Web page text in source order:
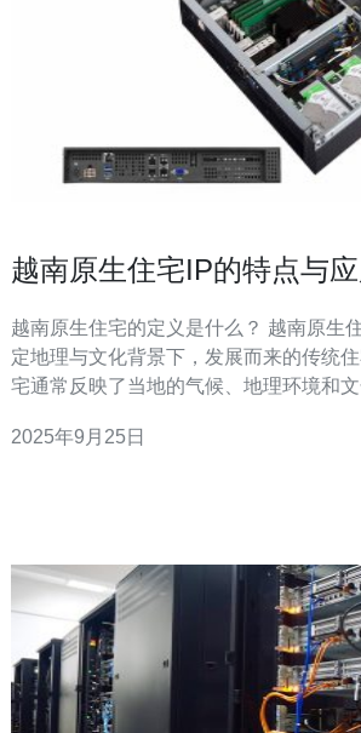
越南原生住宅IP的特点与
越南原生住宅的定义是什么？ 越南原生
定地理与文化背景下，发展而来的传统
宅通常反映了当地的气候、地理环境和
设计上强调通风和采光，以应对热带气候
2025年9月25日